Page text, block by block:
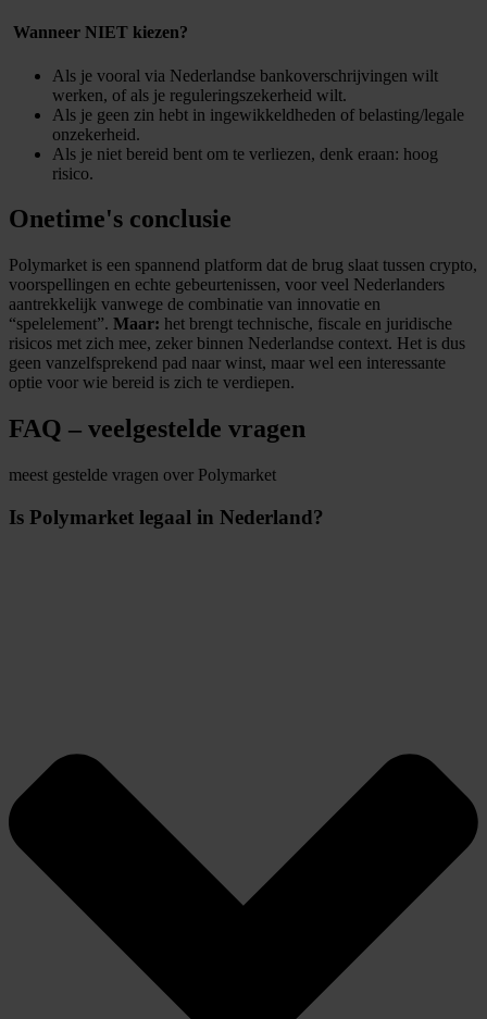
​ Wanneer NIET kiezen?
Als je vooral via Nederlandse bankoverschrijvingen wilt
werken, of als je reguleringszekerheid wilt.
Als je geen zin hebt in ingewikkeldheden of belasting/legale
onzekerheid.
Als je niet bereid bent om te verliezen, denk eraan: hoog
risico.
Onetime's conclusie
Polymarket is een spannend platform dat de brug slaat tussen crypto,
voorspellingen en echte gebeurtenissen, voor veel Nederlanders
aantrekkelijk vanwege de combinatie van innovatie en
“spelelement”. Maar: het brengt technische, fiscale en juridische
risicos met zich mee, zeker binnen Nederlandse context. Het is dus
geen vanzelfsprekend pad naar winst, maar wel een interessante
optie voor wie bereid is zich te verdiepen.
FAQ – veelgestelde vragen
meest gestelde vragen over Polymarket
Is Polymarket legaal in Nederland?